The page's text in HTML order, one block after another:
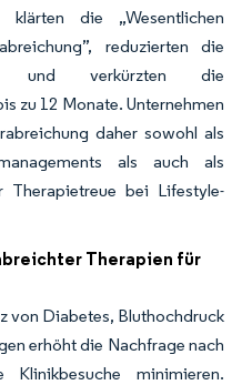
klärten die „Wesentlichen
reduzierten die
und verkürzten die
zu 12 Monate. Unternehmen
daher sowohl als
als auch als
Therapietreue bei Lifestyle-
Therapien für
von Diabetes, Bluthochdruck
erhöht die Nachfrage nach
Klinikbesuche minimieren.